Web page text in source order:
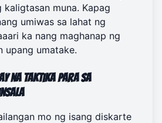
kaligtasan muna. Kapag
umiwas sa lahat ng
ka nang maghanap ng
upang umatake.
na Taktika para sa
mo ng isang diskarte